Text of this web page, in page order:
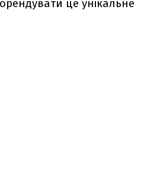
це унікальне